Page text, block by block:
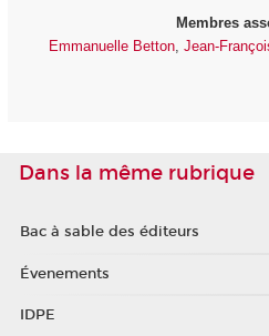
Membres
Emmanuelle Betton, Jean-
Dans la même rubrique
Bac à sable des éditeurs
Évenements
IDPE